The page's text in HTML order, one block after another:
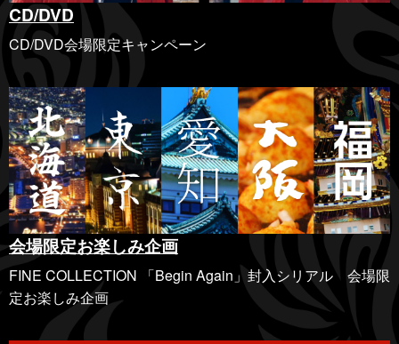
CD/DVD
CD/DVD会場限定キャンペーン
会場限定お楽しみ企画
FINE COLLECTION 「Begin Again」封入シリアル 会場限
定お楽しみ企画